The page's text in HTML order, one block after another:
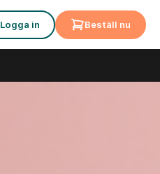
Logga in Beställ nu